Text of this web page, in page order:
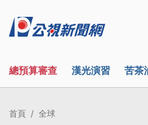
總預算審查 漢光演習 苦茶
首頁 全球